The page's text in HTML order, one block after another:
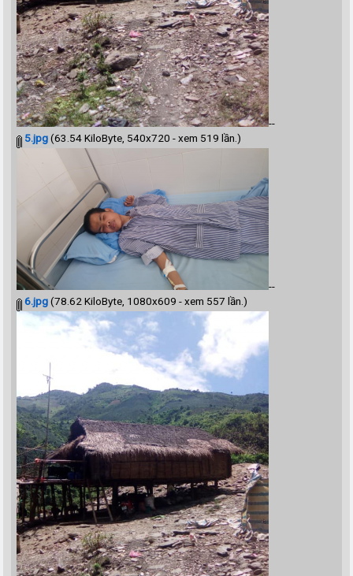
--
5.jpg(63.54 KiloByte, 540x720 - xem 519 lần.)
--
6.jpg(78.62 KiloByte, 1080x609 - xem 557 lần.)